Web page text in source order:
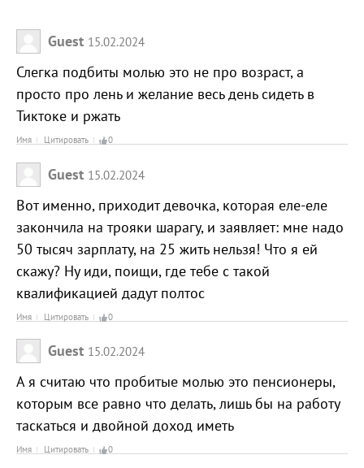
Guest 15.02.2024
Слегка подбиты молью это не про возраст, а
просто про лень и желание весь день сидеть в
Тиктоке и ржать
Имя Цитировать 0
Guest 15.02.2024
Вот именно, приходит девочка, которая еле-еле
закончила на трояки шарагу, и заявляет: мне надо
50 тысяч зарплату, на 25 жить нельзя! Что я ей
скажу? Ну иди, поищи, где тебе с такой
квалификацией дадут полтос
Имя Цитировать 0
Guest 15.02.2024
А я считаю что пробитые молью это пенсионеры,
которым все равно что делать, лишь бы на работу
таскаться и двойной доход иметь
Имя Цитировать 0